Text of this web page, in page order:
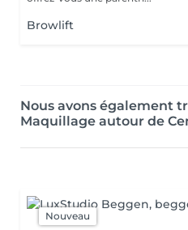
Browlift
Nous avons également
Maquillage autour de
Nouveau